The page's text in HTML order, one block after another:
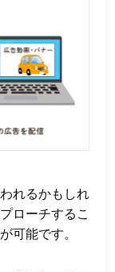
れるかもしれ
ローチするこ
可能です。